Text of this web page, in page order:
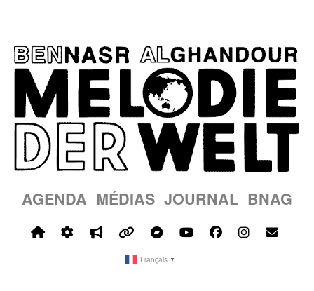
AGENDA MÉDIAS JOURNAL BNAG
Français ▼